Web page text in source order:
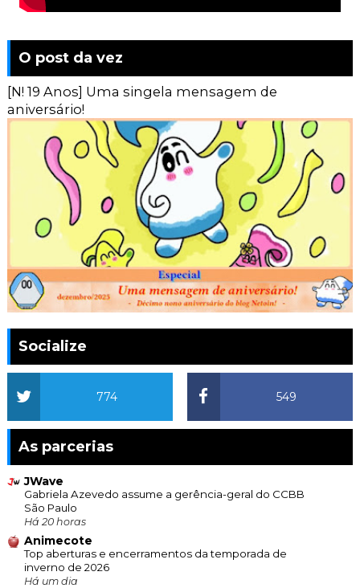
O post da vez
[N! 19 Anos] Uma singela mensagem de
aniversário!
Socialize
549
774
As parcerias
JWave
Gabriela Azevedo assume a gerência-geral do CCBB
São Paulo
Há 20 horas
Animecote
Top aberturas e encerramentos da temporada de
inverno de 2026
Há um dia